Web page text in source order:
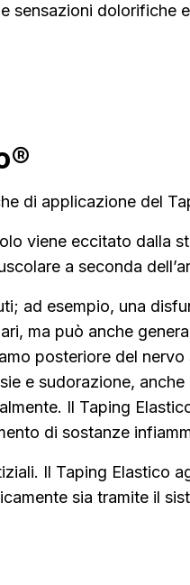
sensazioni dolorifiche
di applicazione del
viene eccitato dalla
a seconda
ad esempio, una
ma può anche
posteriore del nervo
e sudorazione, anche
Il Taping
di sostanze
Il Taping Elastico
sia tramite il